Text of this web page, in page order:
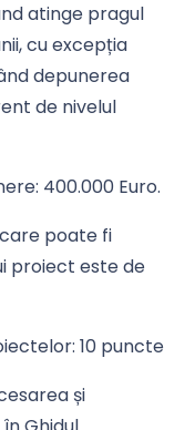
atinge pragul
cu excepția
depunerea
de nivelul
400.000 Euro.
poate fi
proiect este de
10 puncte
și